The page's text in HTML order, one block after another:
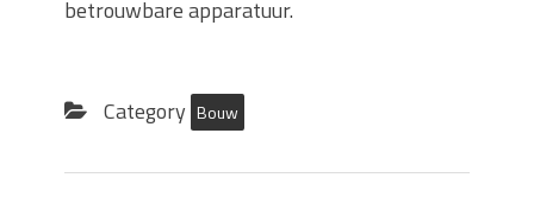
betrouwbare apparatuur.
Category Bouw